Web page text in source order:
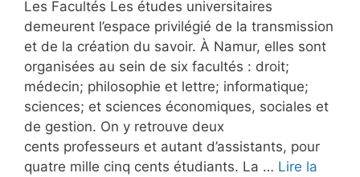
Les Facultés Les études universitaires
demeurent l’espace privilégié de la transmission
et de la création du savoir. À Namur, elles sont
organisées au sein de six facultés : droit;
médecin; philosophie et lettre; informatique;
sciences; et sciences économiques, sociales et
de gestion. On y retrouve deux
cents professeurs et autant d’assistants, pour
quatre mille cinq cents étudiants. La … Lire la